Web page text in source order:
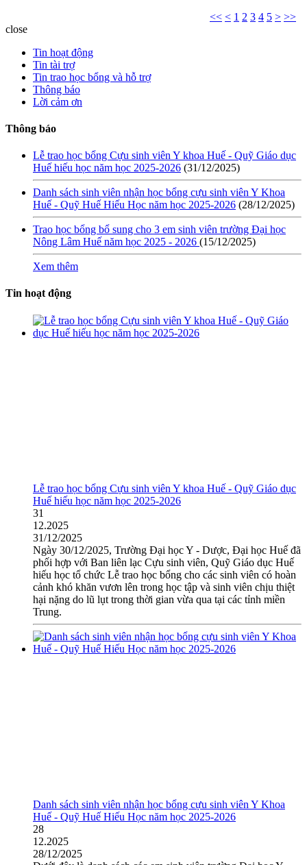
<< < 1 2 3 4 5 > >>
close
Tin hoạt động
Tin tài trợ
Tin trao học bổng và hỗ trợ
Thông báo
Lời cảm ơn
Thông báo
Lễ trao học bổng Cựu sinh viên Y khoa Huế - Quỹ Giáo dục
Huế hiếu học năm học 2025-2026 (31/12/2025)
Danh sách sinh viên nhận học bổng cựu sinh viên Y Khoa
Huế - Quỹ Huế Hiếu Học năm học 2025-2026 (28/12/2025)
Trao học bổng bổ sung cho 3 em sinh viên trường Đại học
Nông Lâm Huế năm học 2025 - 2026 (15/12/2025)
Xem thêm
Tin hoạt động
Lễ trao học bổng Cựu sinh viên Y khoa Huế - Quỹ Giáo dục
Huế hiếu học năm học 2025-2026
31
12.2025
31/12/2025
Ngày 30/12/2025, Trường Đại học Y - Dược, Đại học Huế đã
phối hợp với Ban liên lạc Cựu sinh viên, Quỹ Giáo dục Huế
hiếu học tổ chức Lễ trao học bổng cho các sinh viên có hoàn
cảnh khó khăn vươn lên trong học tập và sinh viên chịu thiệt
hại nặng do lũ lụt trong thời gian vừa qua tại các tỉnh miền
Trung.
Danh sách sinh viên nhận học bổng cựu sinh viên Y Khoa
Huế - Quỹ Huế Hiếu Học năm học 2025-2026
28
12.2025
28/12/2025